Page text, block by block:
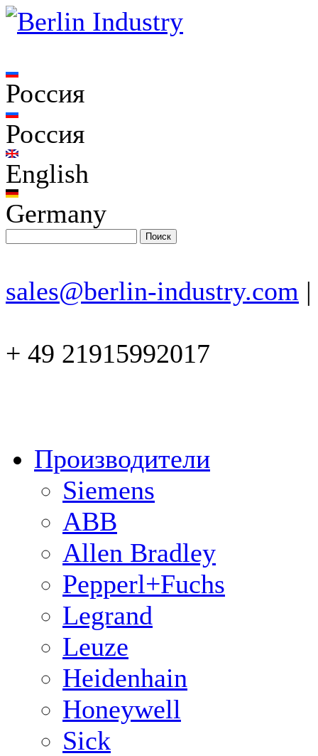
Россия
Россия
English
Germany
sales@berlin-industry.com |
+ 49 21915992017
Производители
Siemens
ABB
Allen Bradley
Pepperl+Fuchs
Legrand
Leuze
Heidenhain
Honeywell
Sick